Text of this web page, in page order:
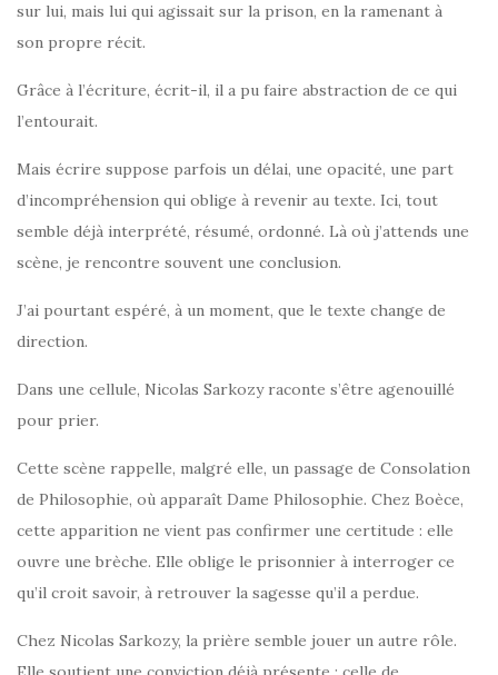
sur lui, mais lui qui agissait sur la prison, en la ramenant à
son propre récit.
Grâce à l’écriture, écrit-il, il a pu faire abstraction de ce qui
l’entourait.
Mais écrire suppose parfois un délai, une opacité, une part
d’incompréhension qui oblige à revenir au texte. Ici, tout
semble déjà interprété, résumé, ordonné. Là où j’attends une
scène, je rencontre souvent une conclusion.
J’ai pourtant espéré, à un moment, que le texte change de
direction.
Dans une cellule, Nicolas Sarkozy raconte s’être agenouillé
pour prier.
Cette scène rappelle, malgré elle, un passage de Consolation
de Philosophie, où apparaît Dame Philosophie. Chez Boèce,
cette apparition ne vient pas confirmer une certitude : elle
ouvre une brèche. Elle oblige le prisonnier à interroger ce
qu’il croit savoir, à retrouver la sagesse qu’il a perdue.
Chez Nicolas Sarkozy, la prière semble jouer un autre rôle.